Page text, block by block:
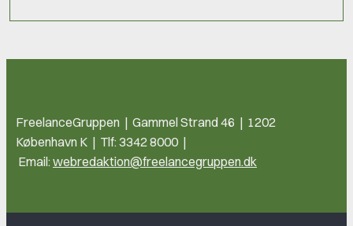
FreelanceGruppen | Gammel Strand 46 | 1202
København K | Tlf: 3342 8000 |
Email: webredaktion@freelancegruppen.dk